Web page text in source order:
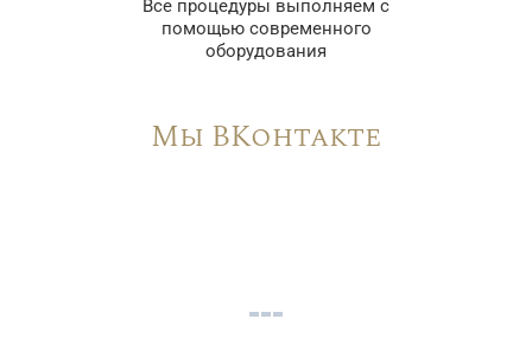
Все процедуры выполняем с
помощью современного
оборудования
Мы ВКонтакте